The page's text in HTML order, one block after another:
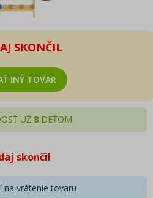
SKONČIL
INÝ TOVAR
UŽ 8DEŤOM
skončil
vrátenie tovaru